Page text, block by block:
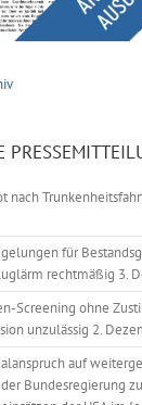
nach
für
rechtmäßig 3.
Screening ohne
unzulässig 2.
auf
Bundesregierung